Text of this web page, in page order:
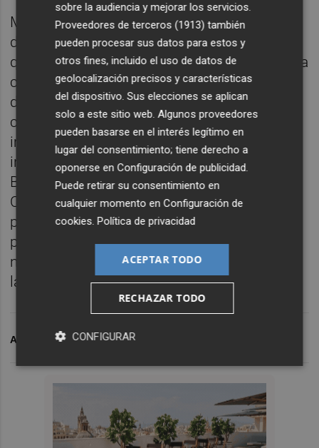
Mirando al futuro, se diseñará un programa
de voluntariado en 2026 en estas acciones
que permitirá a la ciudadanía implicarse en la
conservación del Clot, siempre de la mano
de los expertos de la Conselleria. La
concejala ha aprovechado para destacar la
importancia de esta colaboración
institucional: “Desde el Ayuntamiento de
Burriana agradecemos la colaboración de la
Conselleria de Medio Ambiente, que nos
permite abordar con rigor técnico un
problema que afecta a la biodiversidad de
nuestro paraje más emblemático, el Clot de
la Mare de Déu.”
ARCHIVADO EN BURRIANA
sobre la audiencia y mejorar los servicios.
Proveedores de terceros (1913) también
pueden procesar sus datos para estos y
otros fines, incluido el uso de datos de
geolocalización precisos y características
del dispositivo. Sus elecciones se aplican
solo a este sitio web. Algunos proveedores
pueden basarse en el interés legítimo en
lugar del consentimiento; tiene derecho a
oponerse enConfiguración de publicidad.
Puede retirar su consentimiento en
cualquier momento enConfiguración de
cookies.Política de privacidad
ACEPTAR TODO
RECHAZAR TODO
CONFIGURAR